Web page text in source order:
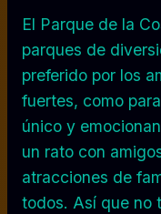
El Parque de la
parques de
preferido por los
fuertes, como
único y
un rato con
atracciones de
todos. Así que no